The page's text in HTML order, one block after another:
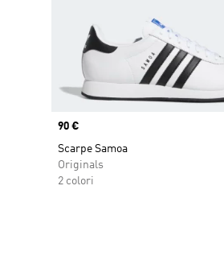
Price
90 €
Scarpe Samoa
Originals
2 colori